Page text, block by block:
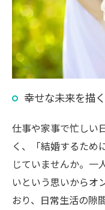
幸せな未来を描
仕事や家事で忙しい
く、「結婚するため
じていませんか。一
いという思いからオ
おり、日常生活の隙